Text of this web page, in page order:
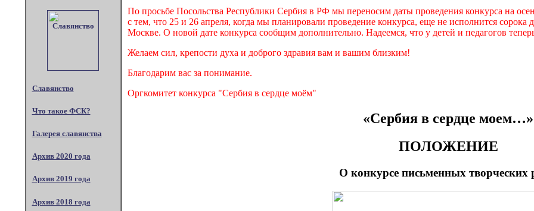
Славянство
Что такое ФСК?
Галерея славянства
Архив 2020 года
Архив 2019 года
Архив 2018 года
По просьбе Посольства Республики Сербия в РФ мы переносим даты проведения конкурса на
с тем, что 25 и 26 апреля, когда мы планировали проведение конкурса, еще не исполнится
Москве. О новой дате конкурса сообщим дополнительно. Надеемся, что у детей и педагогов
Желаем сил, крепости духа и доброго здравия вам и вашим близким!
Благодарим вас за понимание.
Оргкомитет конкурса "Сербия в сердце моём"
«Сербия в сердце моем…»
ПОЛОЖЕНИЕ
О конкурсе письменных творческих